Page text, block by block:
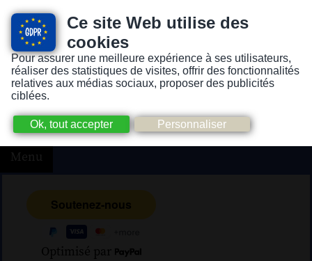
Ce site Web utilise des
cookies
Pour assurer une meilleure expérience à ses utilisateurs,
réaliser des statistiques de visites, offrir des fonctionnalités
relatives aux médias sociaux, proposer des publicités
ciblées.
Version pour personnes mal-voyantes ou non-voyantes
Menu
Optimisé par